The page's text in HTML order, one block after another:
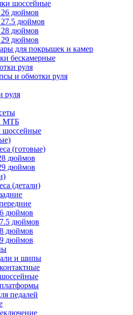
шоссейные
дюймов
дюймов
дюймов
дюймов
для покрышек и камер
бескамерные
руля
и обмотки руля
руля
МТБ
шоссейные
(готовые)
дюймов
дюймов
(детали)
дюймов
дюймов
дюймов
дюймов
и шипы
педалей